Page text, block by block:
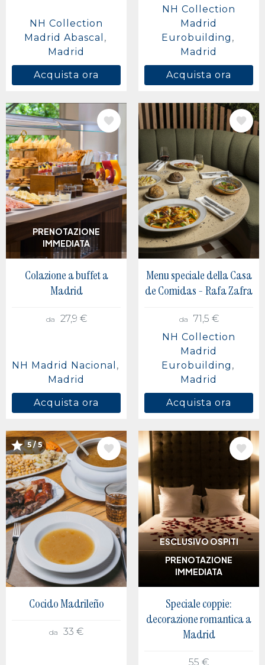
NH Collection
Madrid Abascal
Madrid
Acquista ora
NH Collection
Madrid
Eurobuilding
Madrid
Acquista ora
PRENOTAZIONE
IMMEDIATA
IMMAGINE
Colazione a buffet a
Madrid
da 27,9 €
NH Madrid Nacional
Madrid
Acquista ora
IMMAGINE
Menu speciale della Casa
de Comidas - Rafa Zafra
da
71,5 €
NH Collection
Madrid
Eurobuilding
Madrid
Acquista ora
IMMAGINE
5 / 5
Cocido Madrileño
da 33 €
ESCLUSIVO OSPITI
PRENOTAZIONE
IMMEDIATA
IMMAGINE
Speciale coppie:
decorazione romantica a
Madrid
55 €